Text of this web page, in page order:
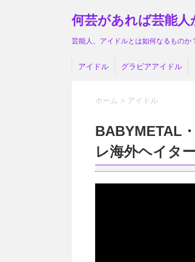
何芸があれば芸能人
芸能人、アイドルとは如何なるもの
アイドル グラビアアイドル
ホーム > アイドル
BABYMETAL
レ海外ヘイタ